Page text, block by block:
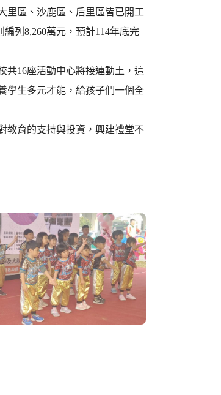
里區、沙鹿區、后里區皆已開工
列8,260萬元，預計114年底完
共16座活動中心將接連動土，這
學生多元才能，給孩子們一個全
教育的支持與投資，興建禮堂不